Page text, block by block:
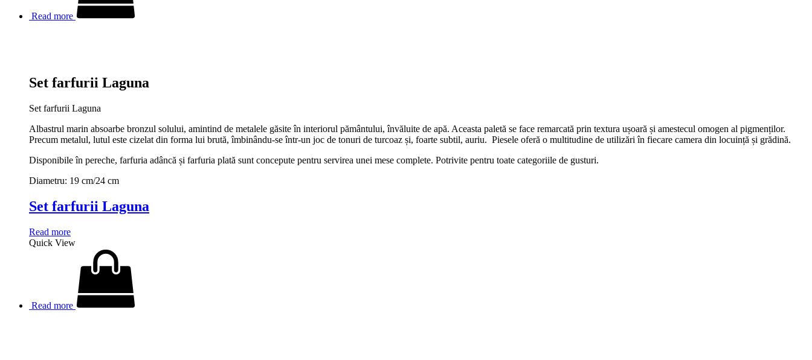
Read more
Set farfurii Laguna
Set farfurii Laguna
Albastrul marin absoarbe bronzul solului, amintind de metalele găsite în interiorul pământului, învăluite de apă. Aceasta paletă se face remarcată prin textura ușoară și amestecul omogen al pigmenților.
Precum metalul, lutul este cizelat din forma lui brută, îmbinându-se într-un joc de tonuri de turcoaz și, foarte subtil, auriu. Piesele oferă o multitudine de utilizări în fiecare camera din locuință și grădină.
Disponibile în pereche, farfuria adâncă și farfuria plată sunt concepute pentru servirea unei mese complete. Potrivite pentru toate categoriile de gusturi.
Diametru: 19 cm/24 cm
Set farfurii Laguna
Read more
Quick View
Read more